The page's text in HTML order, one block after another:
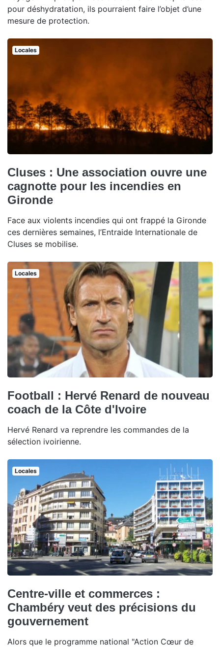
pour déshydratation, ils pourraient faire l’objet d’une
mesure de protection.
Locales
Cluses : Une association ouvre une
cagnotte pour les incendies en
Gironde
Face aux violents incendies qui ont frappé la Gironde
ces dernières semaines, l’Entraide Internationale de
Cluses se mobilise.
Locales
Football : Hervé Renard de nouveau
coach de la Côte d'Ivoire
Hervé Renard va reprendre les commandes de la
sélection ivoirienne.
Locales
Centre-ville et commerces :
Chambéry veut des précisions du
gouvernement
Alors que le programme national "Action Cœur de